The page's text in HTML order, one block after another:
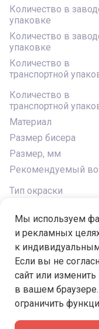
Количество в
упаковке
Количество в
упаковке
Количество в
транспортной
Количество в
транспортной
Материал
Размер бисера
Размер, мм
Рекомендуемый
Тип окраски
Мы используем
и рекламных
к
Если вы не
сайт или
в вашем
ограничить